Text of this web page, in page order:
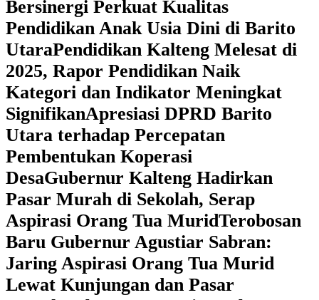
Bersinergi Perkuat Kualitas
Pendidikan Anak Usia Dini di Barito
Utara‎Pendidikan Kalteng Melesat di
2025, Rapor Pendidikan Naik
Kategori dan Indikator Meningkat
SignifikanApresiasi DPRD Barito
Utara terhadap Percepatan
Pembentukan Koperasi
Desa‎Gubernur Kalteng Hadirkan
Pasar Murah di Sekolah, Serap
Aspirasi Orang Tua Murid‎Terobosan
Baru Gubernur Agustiar Sabran:
Jaring Aspirasi Orang Tua Murid
Lewat Kunjungan dan Pasar